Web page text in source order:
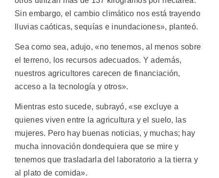
Sin embargo, el cambio climático nos está trayendo
lluvias caóticas, sequías e inundaciones», planteó.
Sea como sea, adujo, «no tenemos, al menos sobre
el terreno, los recursos adecuados. Y además,
nuestros agricultores carecen de financiación,
acceso a la tecnología y otros».
Mientras esto sucede, subrayó, «se excluye a
quienes viven entre la agricultura y el suelo, las
mujeres. Pero hay buenas noticias, y muchas; hay
mucha innovación dondequiera que se mire y
tenemos que trasladarla del laboratorio a la tierra y
al plato de comida».